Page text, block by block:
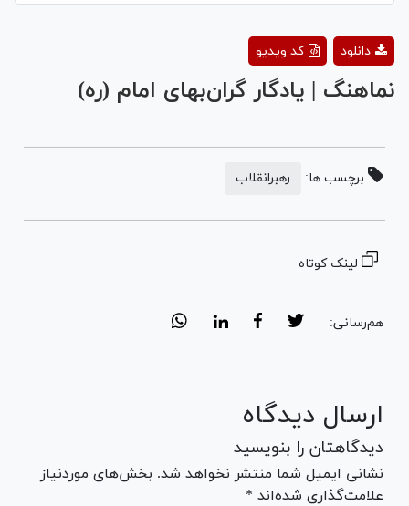
Video
کد ویدیو دانلود
نماهنگ | یادگار گران‌بهای امام (ره)
برچسب ها: رهبرانقلاب
لینک کوتاه
هم‌رسانی:
ارسال دیدگاه
دیدگاهتان را بنویسید
نشانی ایمیل شما منتشر نخواهد شد. بخش‌های موردنیاز
علامت‌گذاری شده‌اند *